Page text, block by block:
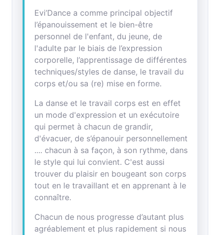
Evi’Dance a comme principal objectif
l’épanouissement et le bien-être
personnel de l'enfant, du jeune, de
l'adulte par le biais de l’expression
corporelle, l’apprentissage de différentes
techniques/styles de danse, le travail du
corps et/ou sa (re) mise en forme.
La danse et le travail corps est en effet
un mode d'expression et un exécutoire
qui permet à chacun de grandir,
d'évacuer, de s’épanouir personnellement
.... chacun à sa façon, à son rythme, dans
le style qui lui convient. C'est aussi
trouver du plaisir en bougeant son corps
tout en le travaillant et en apprenant à le
connaître.
Chacun de nous progresse d’autant plus
agréablement et plus rapidement si nous